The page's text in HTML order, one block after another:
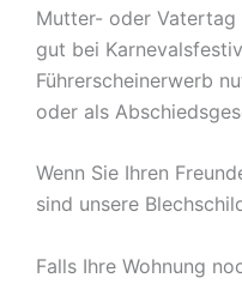
Mutter- oder Vatertag
gut bei
Führerscheinerwerb
oder als
Wenn Sie Ihren
sind unsere
Falls Ihre Wohnung